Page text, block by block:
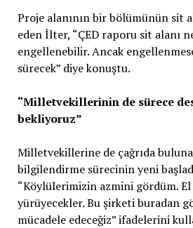
Proje alanının bir bölümünün sit
eden İlter, “ÇED raporu sit alanı
engellenebilir. Ancak
sürecek” diye konuştu.
“Milletvekillerinin de sürece
bekliyoruz”
Milletvekillerine de çağrıda
bilgilendirme sürecinin yeni
“Köylülerimizin azmini gördüm.
yürüyecekler. Bu şirketi buradan
mücadele edeceğiz” ifadelerini